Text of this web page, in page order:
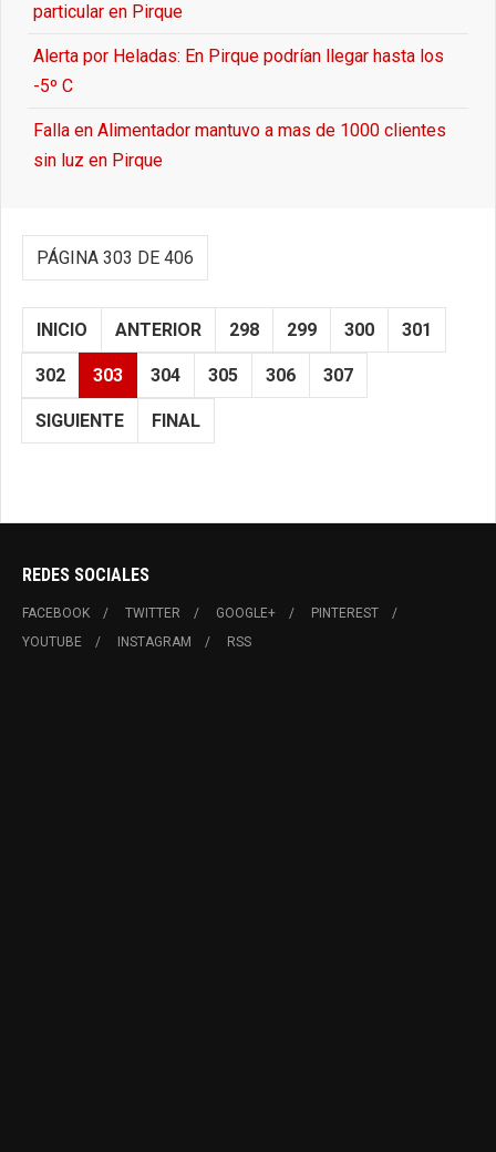
particular en Pirque
Alerta por Heladas: En Pirque podrían llegar hasta los
-5º C
Falla en Alimentador mantuvo a mas de 1000 clientes
sin luz en Pirque
PÁGINA 303 DE 406
INICIO ANTERIOR 298 299 300 301
302 303 304 305 306 307
SIGUIENTE FINAL
REDES SOCIALES
FACEBOOK TWITTER GOOGLE+
PINTEREST
YOUTUBE
INSTAGRAM RSS